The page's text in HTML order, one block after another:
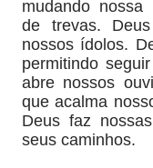
mudando nossa
de trevas.
nossos ídolos.
permitindo
abre nossos
que acalma
Deus faz
seus caminhos.